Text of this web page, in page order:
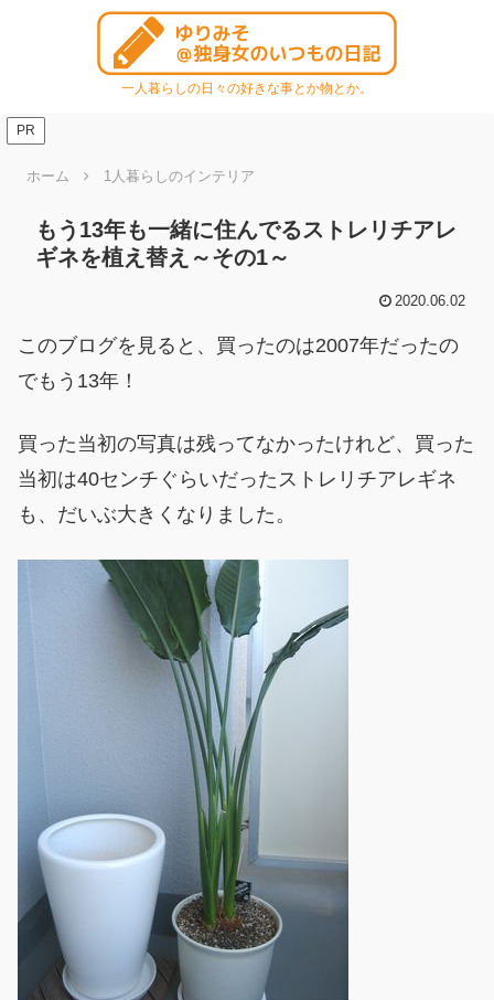
一人暮らしの日々の好きな事とか物とか。
PR
ホーム 1人暮らしのインテリア
もう13年も一緒に住んでるストレリチアレ
ギネを植え替え～その1～
2020.06.02
このブログを見ると、買ったのは2007年だったの
でもう13年！
買った当初の写真は残ってなかったけれど、買った
当初は40センチぐらいだったストレリチアレギネ
も、だいぶ大きくなりました。